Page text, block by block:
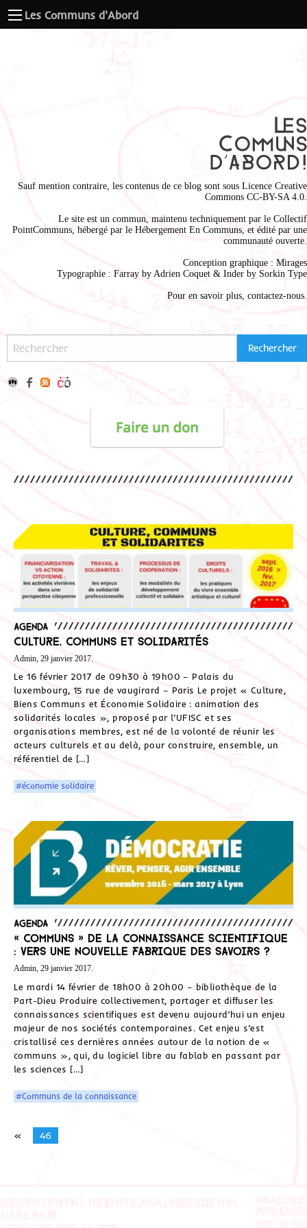
Les Communs d'Abord
Sauf mention contraire, les contenus de ce blog sont sous Licence Creative
Commons CC-BY-SA 4.0
Le site est un commun, maintenu techniquement par le Collectif
PointCommuns , hébergé par le Hébergement En Communs , et édité par une
communauté ouverte.
Conception graphique : Mirages
Typographie : Farray by Adrien Coquet & Inder by Sorkin Type
Pour en savoir plus, contactez-nous
Agenda
Culture, Communs et Solidarités
Admin, 29 janvier 2017.
Le 16 février 2017 de 09h30 à 19h00 – Palais du
luxembourg, 15 rue de vaugirard – Paris Le projet « Culture,
Biens Communs et Économie Solidaire : animation des
solidarités locales », proposé par l’UFISC et ses
organisations membres, est né de la volonté de réunir les
acteurs culturels et au delà, pour construire, ensemble, un
référentiel de […]
#économie solidaire
Agenda
« Communs » de la connaissance scientifique
: vers une nouvelle fabrique des savoirs ?
Admin, 29 janvier 2017.
Le mardi 14 février de 18h00 à 20h00 – bibliothèque de la
Part-Dieu Produire collectivement, partager et diffuser les
connaissances scientifiques est devenu aujourd’hui un enjeu
majeur de nos sociétés contemporaines. Cet enjeu s’est
cristallisé ces dernières années autour de la notion de «
communs », qui, du logiciel libre au fablab en passant par
les sciences […]
#Communs de la connaissance
« 46